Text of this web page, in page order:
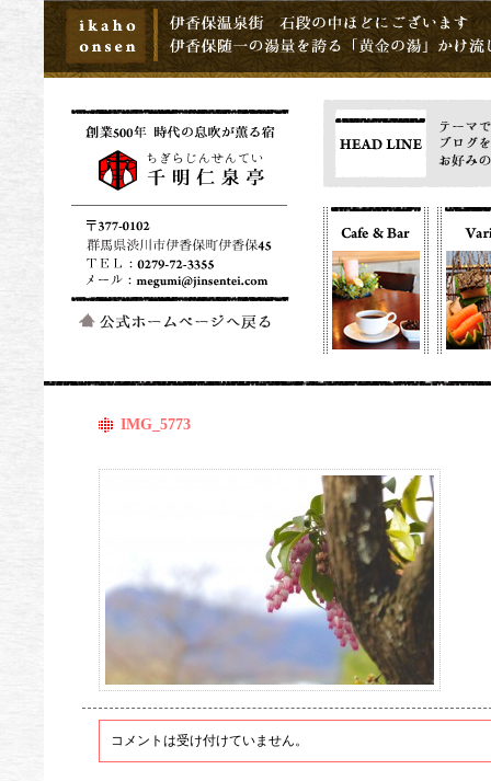
IMG_5773
コメントは受け付けていません。